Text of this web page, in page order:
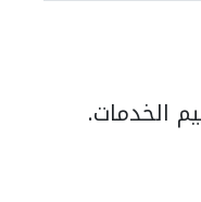
الخدمات.